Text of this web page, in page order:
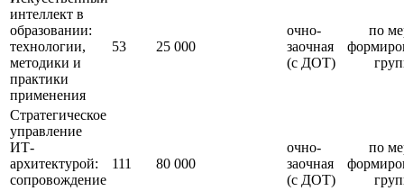
интеллект в
образовании:
технологии,
методики и
практики
применения
53 25 000
очно-
заочная
(с ДОТ)
по
Стратегическое
управление
ИТ-
архитектурой:
сопровождение
111 80 000
очно-
заочная
(с ДОТ)
по